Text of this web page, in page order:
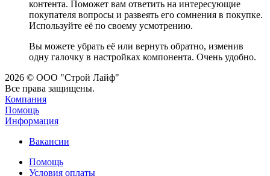
контента. Поможет вам ответить на интересующие
покупателя вопросы и развеять его сомнения в покупке.
Используйте её по своему усмотрению.
Вы можете убрать её или вернуть обратно, изменив
одну галочку в настройках компонента. Очень удобно.
2026 © ООО "Строй Лайф"
Все права защищены.
Компания
Помощь
Информация
Вакансии
Помощь
Условия оплаты